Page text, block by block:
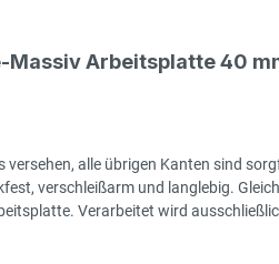
Arbeitsplatte 40
alle übrigen Kanten sind
verschleißarm und langlebig.
Verarbeitet wird